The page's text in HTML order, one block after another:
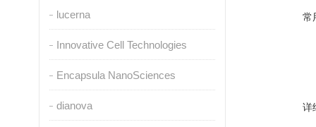
lucerna
Innovative Cell Technologies
Encapsula NanoSciences
dianova
常
详